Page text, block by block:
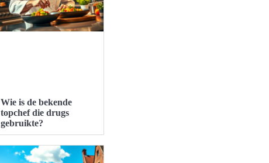
Wie is de bekende
topchef die drugs
gebruikte?